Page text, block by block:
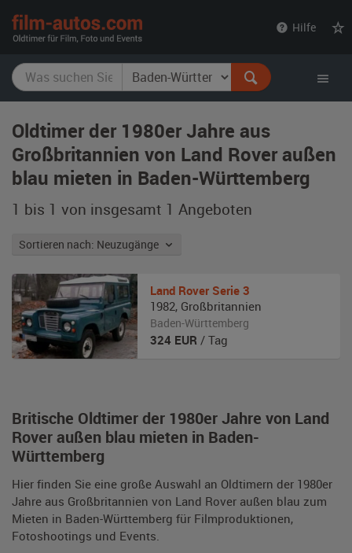
Hilfe
Oldtimer der 1980er Jahre aus
Großbritannien von Land Rover außen
blau mieten in Baden-Württemberg
1 bis 1 von insgesamt 1 Angeboten
Sortieren nach: Neuzugänge
Britische Oldtimer der 1980er Jahre von Land
Rover außen blau mieten in Baden-
Württemberg
Hier finden Sie eine große Auswahl an Oldtimern der 1980er
Jahre aus Großbritannien von Land Rover außen blau zum
Mieten in Baden-Württemberg für Filmproduktionen,
Fotoshootings und Events.
Land Rover Serie 3
1982, Großbritannien
Baden-Württemberg
324 EUR / Tag